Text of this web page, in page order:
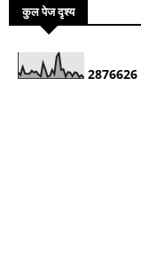
कुल पेज दृश्य
2876626